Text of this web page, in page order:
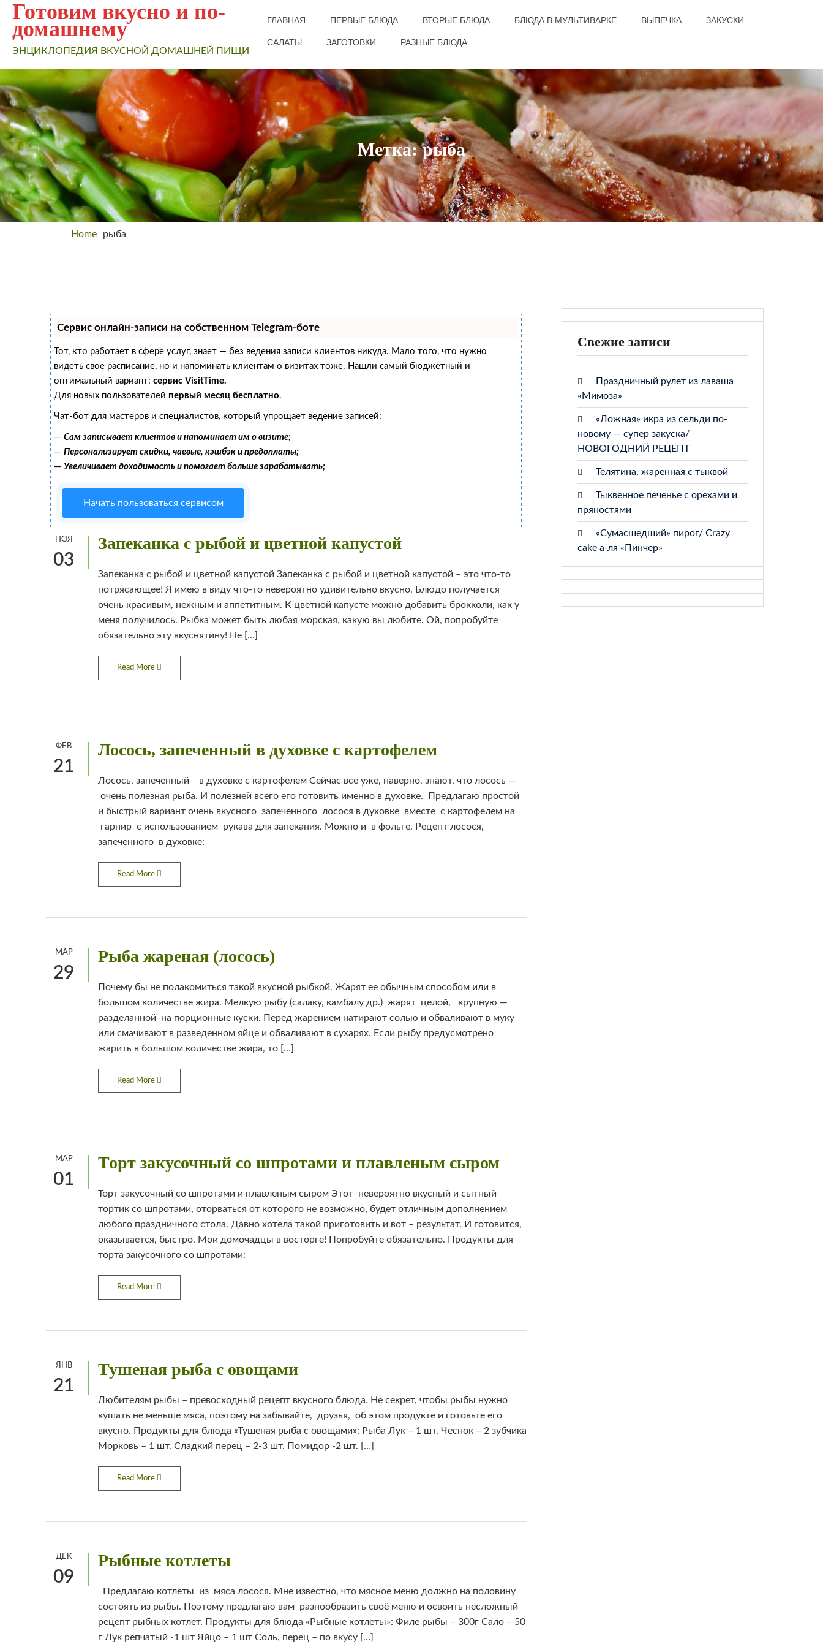
Готовим вкусно и по-
домашнему
ЭНЦИКЛОПЕДИЯ ВКУСНОЙ ДОМАШНЕЙ ПИЩИ
ГЛАВНАЯ ПЕРВЫЕ БЛЮДА ВТОРЫЕ БЛЮДА БЛЮДА В МУЛЬТИВАРКЕ ВЫПЕЧКА ЗАКУСКИ
САЛАТЫ ЗАГОТОВКИ РАЗНЫЕ БЛЮДА
Метка: рыба
Home рыба
Сервис онлайн-записи на собственном Telegram-боте
Тот, кто работает в сфере услуг, знает — без ведения записи клиентов никуда. Мало того, что нужно
видеть свое расписание, но и напоминать клиентам о визитах тоже. Нашли самый бюджетный и
оптимальный вариант: сервис VisitTime.
Для новых пользователей первый месяц бесплатно.
Чат-бот для мастеров и специалистов, который упрощает ведение записей:
— Сам записывает клиентов и напоминает им о визите;
— Персонализирует скидки, чаевые, кэшбэк и предоплаты;
— Увеличивает доходимость и помогает больше зарабатывать;
Начать пользоваться сервисом
НОЯ
03
Запеканка с рыбой и цветной капустой
Запеканка с рыбой и цветной капустой Запеканка с рыбой и цветной капустой – это что-то
потрясающее! Я имею в виду что-то невероятно удивительно вкусно. Блюдо получается
очень красивым, нежным и аппетитным. К цветной капусте можно добавить брокколи, как у
меня получилось. Рыбка может быть любая морская, какую вы любите. Ой, попробуйте
обязательно эту вкуснятину! Не […]
Read More
ФЕВ
21
Лосось, запеченный в духовке с картофелем
Лосось, запеченный в духовке с картофелем Сейчас все уже, наверно, знают, что лосось —
очень полезная рыба. И полезней всего его готовить именно в духовке. Предлагаю простой
и быстрый вариант очень вкусного запеченного лосося в духовке вместе с картофелем на
гарнир с использованием рукава для запекания. Можно и в фольге. Рецепт лосося,
запеченного в духовке:
Read More
МАР
29
Рыба жареная (лосось)
Почему бы не полакомиться такой вкусной рыбкой. Жарят ее обычным способом или в
большом количестве жира. Мелкую рыбу (салаку, камбалу др.) жарят целой, крупную —
разделанной на порционные куски. Перед жарением натирают солью и обваливают в муку
или смачивают в разведенном яйце и обваливают в сухарях. Если рыбу предусмотрено
жарить в большом количестве жира, то […]
Read More
МАР
01
Торт закусочный со шпротами и плавленым сыром
Торт закусочный со шпротами и плавленым сыром Этот невероятно вкусный и сытный
тортик со шпротами, оторваться от которого не возможно, будет отличным дополнением
любого праздничного стола. Давно хотела такой приготовить и вот – результат. И готовится,
оказывается, быстро. Мои домочадцы в восторге! Попробуйте обязательно. Продукты для
торта закусочного со шпротами:
Read More
ЯНВ
21
Тушеная рыба с овощами
Любителям рыбы – превосходный рецепт вкусного блюда. Не секрет, чтобы рыбы нужно
кушать не меньше мяса, поэтому на забывайте, друзья, об этом продукте и готовьте его
вкусно. Продукты для блюда «Тушеная рыба с овощами»: Рыба Лук – 1 шт. Чеснок – 2 зубчика
Морковь – 1 шт. Сладкий перец – 2-3 шт. Помидор -2 шт. […]
Read More
ДЕК
09
Рыбные котлеты
Предлагаю котлеты из мяса лосося. Мне известно, что мясное меню должно на половину
состоять из рыбы. Поэтому предлагаю вам разнообразить своё меню и освоить несложный
рецепт рыбных котлет. Продукты для блюда «Рыбные котлеты»: Филе рыбы – 300г Сало – 50
г Лук репчатый -1 шт Яйцо – 1 шт Соль, перец – по вкусу […]
Свежие записи
Праздничный рулет из лаваша
«Мимоза»
«Ложная» икра из сельди по-
новому — супер закуска/
НОВОГОДНИЙ РЕЦЕПТ
Телятина, жаренная с тыквой
Тыквенное печенье с орехами и
пряностями
«Сумасшедший» пирог/ Crazy
cake а-ля «Пинчер»